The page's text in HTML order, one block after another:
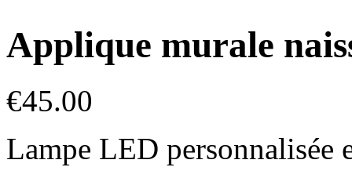
Applique murale
€45.00
Lampe LED personnalisée